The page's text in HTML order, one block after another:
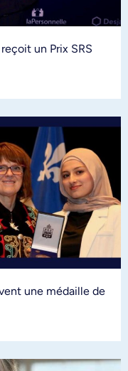
un Prix SRS
une médaille de